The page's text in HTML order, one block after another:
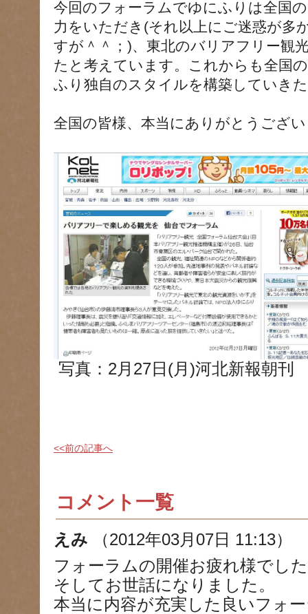
今回のフォーラムでゆにふりは全国
力をいただき(それ以上にご迷惑が多
すが＾＾；)、東北のバリアフリー観
たと考えています。これからも全国
ふり独自のスタイルを構築していき
全国の皆様、本当にありがとうござ
写真：2月27日(月)河北新報朝刊
<<前の記事へ
コメント一覧
えみ
（2012年03月07日 11:13）
フォーラムの開催お疲れ様でした
そしてお世話になりました。
本当に内容が充実した良いフォ